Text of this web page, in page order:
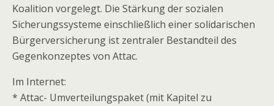
Koalition vorgelegt. Die Stärkung der sozialen
Sicherungssysteme einschließlich einer solidarischen
Bürgerversicherung ist zentraler Bestandteil des
Gegenkonzeptes von Attac.
Im Internet:
* Attac- Umverteilungspaket (mit Kapitel zu